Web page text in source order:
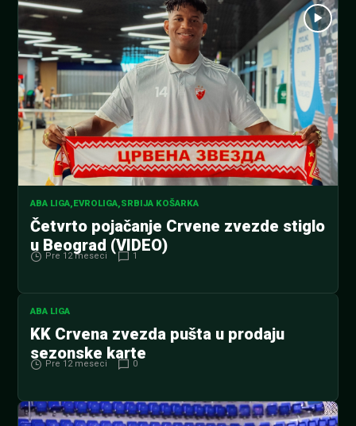
ABA LIGA,EVROLIGA,SRBIJA KOŠARKA
Četvrto pojačanje Crvene zvezde stiglo
u Beograd (VIDEO)
Pre 12 meseci 1
ABA LIGA
KK Crvena zvezda pušta u prodaju
sezonske karte
Pre 12 meseci 0